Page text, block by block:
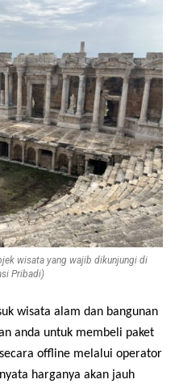
wisata yang wajib dikunjungi di
Pribadi)
wisata alam dan bangunan
anda untuk membeli paket
offline melalui operator
harganya akan jauh